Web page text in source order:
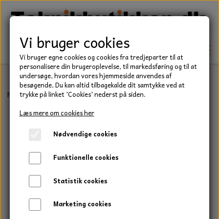
TEKNIK
KILEREMME
LEJER
PAKDÅSER
LÅSERINGE
BEFÆSTELSE
HAVE/PARK
UNIVERSALE REMME TIL PLÆNEKLIPPER OG
HAVETRAKTOR
TRAKTOR/ENTREPRENØR
Forside Have/Park Buskrydder & Trimmer
Vi bruger cookies
Vi bruger egne cookies og cookies fra tredjeparter til at
personalisere din brugeroplevelse, til markedsføring og til at
undersøge, hvordan vores hjemmeside anvendes af
besøgende. Du kan altid tilbagekalde dit samtykke ved at
trykke på linket 'Cookies' nederst på siden.
Læs mere om cookies her
Nødvendige cookies
Funktionelle cookies
Statistik cookies
Marketing cookies